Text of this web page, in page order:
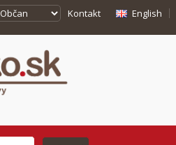
Kontakt English